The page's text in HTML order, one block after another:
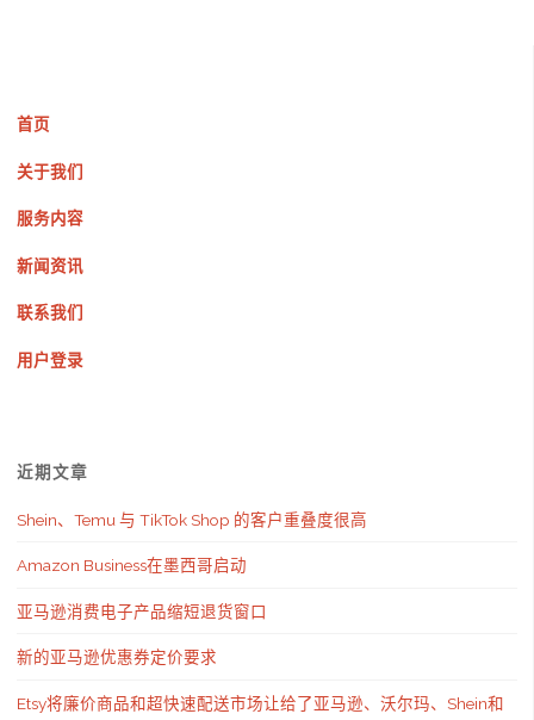
首页
关于我们
服务内容
新闻资讯
联系我们
用户登录
近期文章
Shein、Temu 与 TikTok Shop 的客户重叠度很高
Amazon Business在墨西哥启动
亚马逊消费电子产品缩短退货窗口
新的亚马逊优惠券定价要求
Etsy将廉价商品和超快速配送市场让给了亚马逊、沃尔玛、Shein和